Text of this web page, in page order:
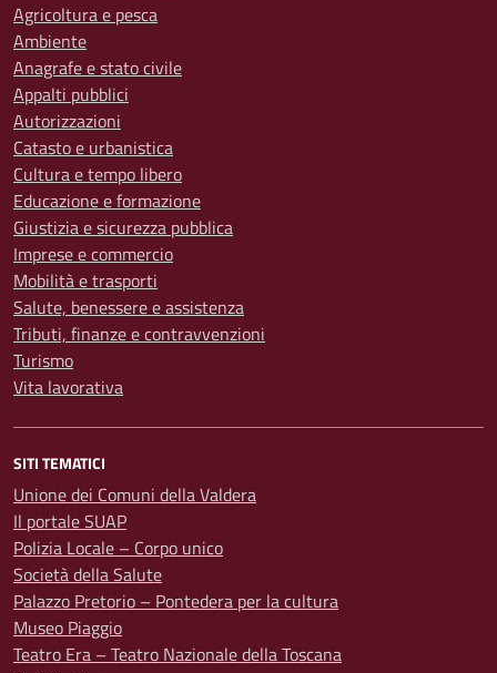
Agricoltura e pesca
Ambiente
Anagrafe e stato civile
Appalti pubblici
Autorizzazioni
Catasto e urbanistica
Cultura e tempo libero
Educazione e formazione
Giustizia e sicurezza pubblica
Imprese e commercio
Mobilità e trasporti
Salute, benessere e assistenza
Tributi, finanze e contravvenzioni
Turismo
Vita lavorativa
SITI TEMATICI
Unione dei Comuni della Valdera
Il portale SUAP
Polizia Locale – Corpo unico
Società della Salute
Palazzo Pretorio – Pontedera per la cultura
Museo Piaggio
Teatro Era – Teatro Nazionale della Toscana